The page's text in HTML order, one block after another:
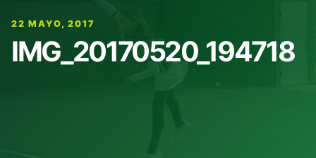
22 MAYO, 2017
IMG_20170520_194718